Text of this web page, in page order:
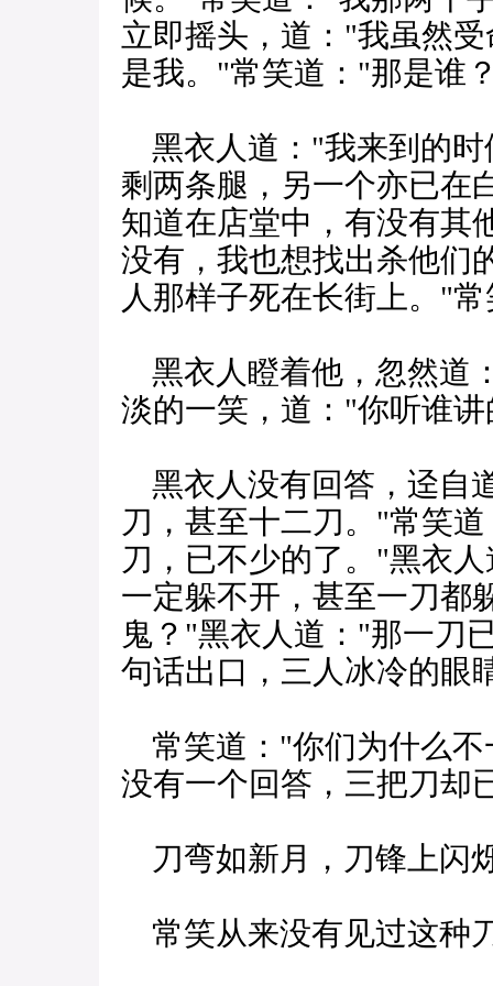
立即摇头，道："我虽然
是我。"常笑道："那是谁
黑衣人道："我来到的时
剩两条腿，另一个亦已在
知道在店堂中，有没有其
没有，我也想找出杀他们
人那样子死在长街上。"
黑衣人瞪着他，忽然道
淡的一笑，道："你听谁
黑衣人没有回答，迳自
刀，甚至十二刀。"常笑
刀，已不少的了。"黑衣
一定躲不开，甚至一刀都
鬼？"黑衣人道："那一刀
句话出口，三人冰冷的眼
常笑道："你们为什么不
没有一个回答，三把刀却
刀弯如新月，刀锋上闪
常笑从来没有见过这种